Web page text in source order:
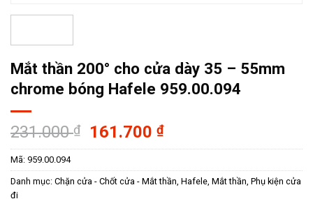
Mắt thần 200° cho cửa dày 35 – 55mm
chrome bóng Hafele 959.00.094
231.000₫
Giá
gốc
231.000 ₫.
161.700₫Giá
hiện
là:
Mã: 959.00.094
Danh mục: Chặn cửa - Chốt cửa - Mắt thần Hafele Mắt thần Phụ kiện cửa
đi